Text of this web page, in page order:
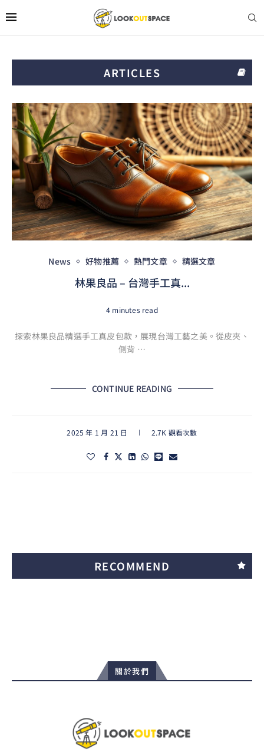
ARTICLES
News 好物推薦 熱門文章 精選文章
林果良品 – 台灣手工真...
4 minutes read
探索林果良品精選手工真皮包款，展現台灣工藝之美。從皮夾、
側背 …
CONTINUE READING
2025 年 1 月 21 日 2.7K 觀看次數
RECOMMEND
關於我們